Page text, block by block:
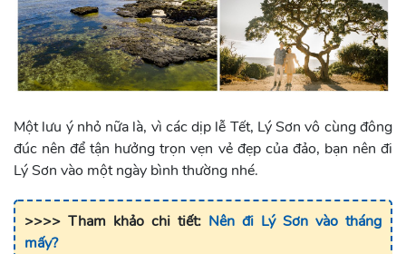
Một lưu ý nhỏ nữa là, vì các dịp lễ Tết, Lý Sơn vô cùng đông
đúc nên để tận hưởng trọn vẹn vẻ đẹp của đảo, bạn nên đi
Lý Sơn vào một ngày bình thường nhé.
>>>> Tham khảo chi tiết: Nên đi Lý Sơn vào tháng
mấy?